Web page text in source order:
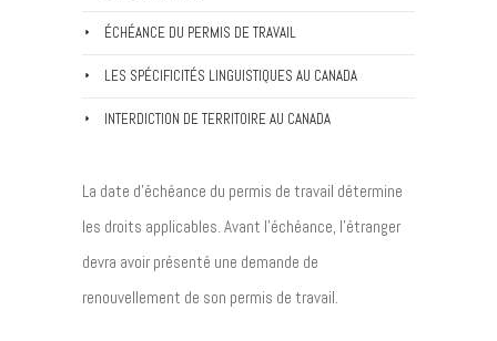
ÉCHÉANCE DU PERMIS DE TRAVAIL
LES SPÉCIFICITÉS LINGUISTIQUES AU CANADA
INTERDICTION DE TERRITOIRE AU CANADA
La date d’échéance du permis de travail détermine
les droits applicables. Avant l’échéance, l’étranger
devra avoir présenté une demande de
renouvellement de son permis de travail.